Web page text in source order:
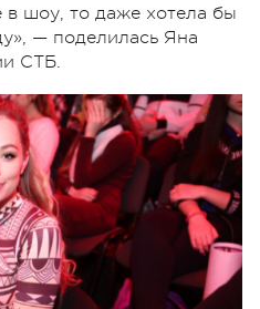
в шоу, то даже хотела бы
— поделилась Яна
СТБ.